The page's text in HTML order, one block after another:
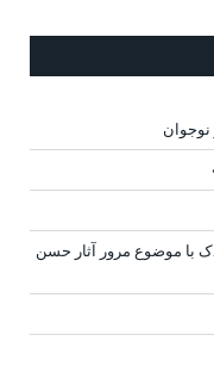
با موضوع مرور آثار حسن